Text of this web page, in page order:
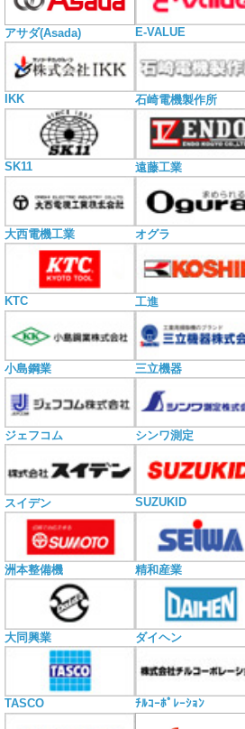
アサダ(Asada) E-VALUE
IKK 石崎電機製作所
SK11 遠藤工業
大西電機工業 オグラ
KTC 工進
小島鋼業 三立機器
ジェフコム シンワ測定
スイデン SUZUKID
洲本整備機 精和産業
大同興業 ダイヘン
TASCO ﾁﾙｺｰﾎﾟﾚｰｼｮﾝ